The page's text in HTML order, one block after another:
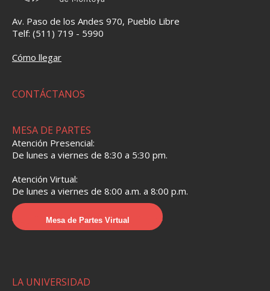
Av. Paso de los Andes 970, Pueblo Libre
Telf: (511) 719 - 5990
Cómo llegar
CONTÁCTANOS
MESA DE PARTES
Atención Presencial:
De lunes a viernes de 8:30 a 5:30 pm.
Atención Virtual:
De lunes a viernes de 8:00 a.m. a 8:00 p.m.
Mesa de Partes Virtual
LA UNIVERSIDAD